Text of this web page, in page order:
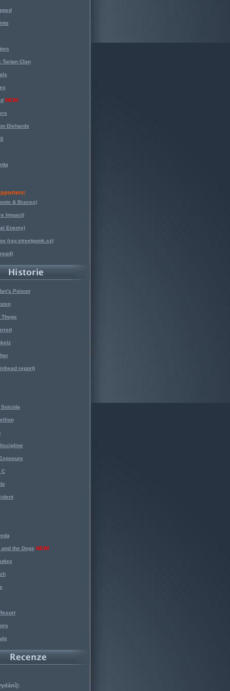
Tartan Clan
NEW!
Diehards
& Braces)
Impact)
Enemy)
(ray.streetpunk.cz)
Poison
Thugs
report)
Suicida
C
the Dogs NEW!